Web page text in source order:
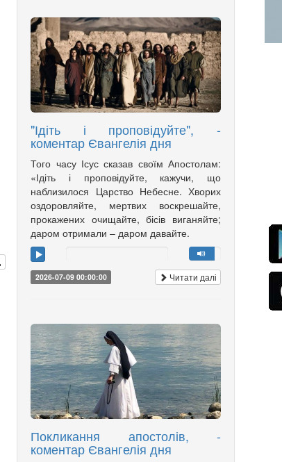
"Ідіть і проповідуйте", -
коментар Євангелія дня
Того часу Ісус сказав своїм Апостолам:
«Ідіть і проповідуйте, кажучи, що
наблизилося Царство Небесне. Хворих
оздоровляйте, мертвих воскрешайте,
прокажених очищайте, бісів виганяйте;
даром отримали – даром давайте.
2026-07-09 00:00:00 Читати далі
Покликання апостолів, -
коментар Євангелія дня